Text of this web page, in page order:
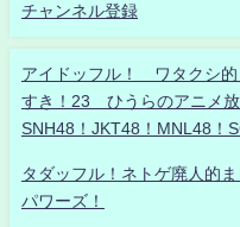
チャンネル登録
アイドッフル！ ワタクシ
すき！23 ひうらのアニメ
SNH48！JKT48！MNL48！
タダッフル！ネトゲ廃人的
パワーズ！